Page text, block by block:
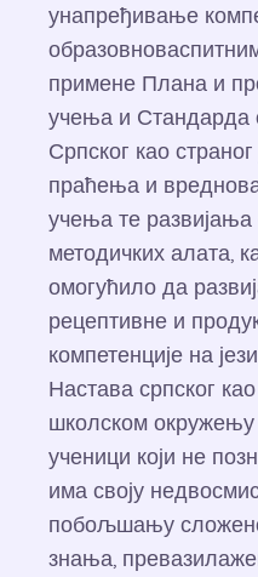
унапређивање
примене Плана и
учења и Стандарда
Српског као
праћења и
учења те развијања
методичких алата,
омогућило да
рецептивне и
компетенције на
Настава српског као
школском окружењу
ученици који не
има своју
побољшању
знања,